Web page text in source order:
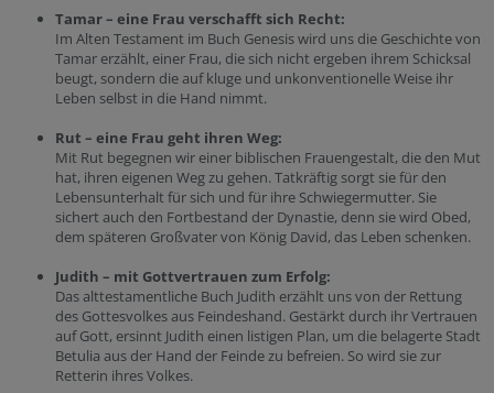
Tamar – eine Frau verschafft sich Recht:
Im Alten Testament im Buch Genesis wird uns die Geschichte von
Tamar erzählt, einer Frau, die sich nicht ergeben ihrem Schicksal
beugt, sondern die auf kluge und unkonventionelle Weise ihr
Leben selbst in die Hand nimmt.
Rut – eine Frau geht ihren Weg:
Mit Rut begegnen wir einer biblischen Frauengestalt, die den Mut
hat, ihren eigenen Weg zu gehen. Tatkräftig sorgt sie für den
Lebensunterhalt für sich und für ihre Schwiegermutter. Sie
sichert auch den Fortbestand der Dynastie, denn sie wird Obed,
dem späteren Großvater von König David, das Leben schenken.
Judith – mit Gottvertrauen zum Erfolg:
Das alttestamentliche Buch Judith erzählt uns von der Rettung
des Gottesvolkes aus Feindeshand. Gestärkt durch ihr Vertrauen
auf Gott, ersinnt Judith einen listigen Plan, um die belagerte Stadt
Betulia aus der Hand der Feinde zu befreien. So wird sie zur
Retterin ihres Volkes.